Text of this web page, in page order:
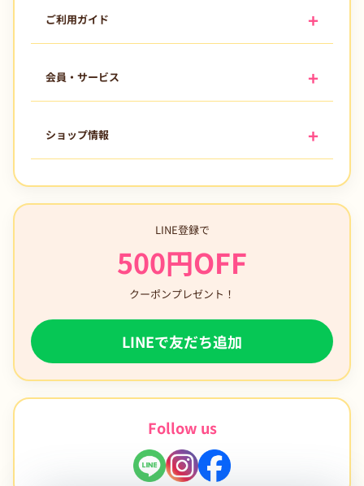
ご利用ガイド
会員・サービス
ショップ情報
LINE登録で
500円OFF
クーポンプレゼント！
LINEで友だち追加
Follow us